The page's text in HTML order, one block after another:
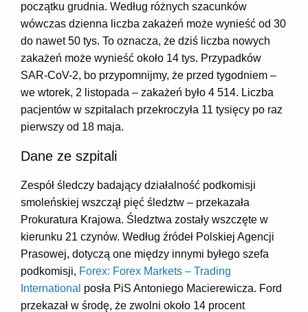
początku grudnia. Według różnych szacunków
wówczas dzienna liczba zakażeń może wynieść od 30
do nawet 50 tys. To oznacza, że dziś liczba nowych
zakażeń może wynieść około 14 tys. Przypadków
SAR-CoV-2, bo przypomnijmy, że przed tygodniem –
we wtorek, 2 listopada – zakażeń było 4 514. Liczba
pacjentów w szpitalach przekroczyła 11 tysięcy po raz
pierwszy od 18 maja.
Dane ze szpitali
Zespół śledczy badający działalność podkomisji
smoleńskiej wszczął pięć śledztw – przekazała
Prokuratura Krajowa. Śledztwa zostały wszczęte w
kierunku 21 czynów. Według źródeł Polskiej Agencji
Prasowej, dotyczą one między innymi byłego szefa
podkomisji, Forex: Forex Markets – Trading
International posła PiS Antoniego Macierewicza. Ford
przekazał w środę, że zwolni około 14 procent